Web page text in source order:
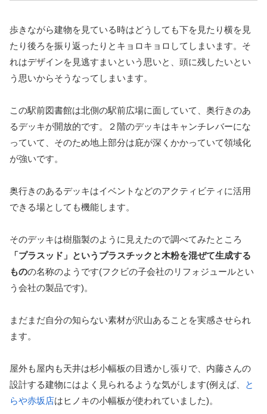
歩きながら建物を見ている時はどうしても下を見たり横を見
たり後ろを振り返ったりとキョロキョロしてしまいます。そ
れはデザインを見逃すまいという思いと、頭に残したいとい
う思いからそうなってしまいます。
この駅前図書館は北側の駅前広場に面していて、奥行きのあ
るデッキが開放的です。２階のデッキはキャンチレバーにな
っていて、そのため地上部分は庇が深くかかっていて領域化
が強いです。
奥行きのあるデッキはイベントなどのアクティビティに活用
できる場としても機能します。
そのデッキは樹脂製のように見えたので調べてみたところ
「プラスッド」というプラスチックと木粉を混ぜて生成する
ものの名称のようです(フクビの子会社のリフォジュールとい
う会社の製品です)。
まだまだ自分の知らない素材が沢山あることを実感させられ
ます。
屋外も屋内も天井は杉小幅板の目透かし張りで、内藤さんの
設計する建物にはよく見られるような気がします(例えば、
と
らや赤坂店はヒノキの小幅板が使われていました)。